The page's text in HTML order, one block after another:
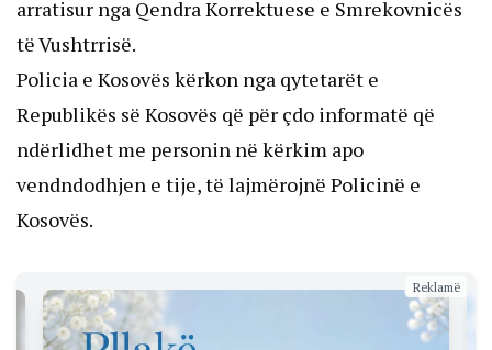
arratisur nga Qendra Korrektuese e Smrekovnicës
të Vushtrrisë.
Policia e Kosovës kërkon nga qytetarët e
Republikës së Kosovës që për çdo informatë që
ndërlidhet me personin në kërkim apo
vendndodhjen e tije, të lajmërojnë Policinë e
Kosovës.
Reklamë